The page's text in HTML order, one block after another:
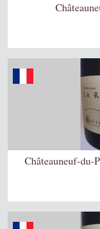
Châteauneuf-du-